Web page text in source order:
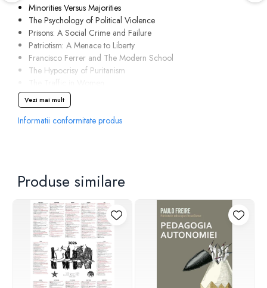
Minorities Versus Majorities
The Psychology of Political Violence
Prisons: A Social Crime and Failure
Patriotism: A Menace to Liberty
Francisco Ferrer and The Modern School
The Hypocrisy of Puritanism
Woman Suffrage
The Tragedy of Woman’s Emancipation
Marriage and Love
Vezi mai mult
Informatii conformitate produs
Produse similare